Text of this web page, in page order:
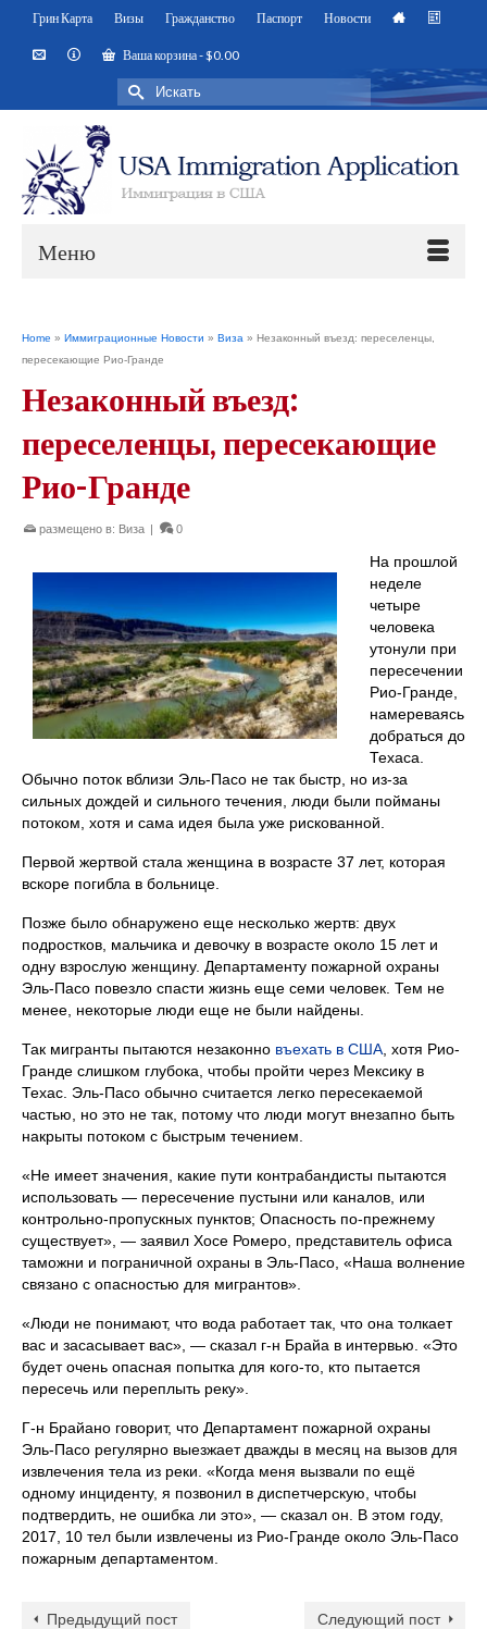
Грин Карта Визы Гражданство Паспорт Новости
Ваша корзина-$0.00
Искать:
Меню
Home » Иммиграционные Новости » Виза » Незаконный въезд: переселенцы,
пересекающие Рио-Гранде
Незаконный въезд:
переселенцы, пересекающие
Рио-Гранде
размещено в: Виза | 0
На прошлой
неделе
четыре
человека
утонули при
пересечении
Рио-Гранде,
намереваясь
добраться до
Техаса.
Обычно поток вблизи Эль-Пасо не так быстр, но из-за
сильных дождей и сильного течения, люди были пойманы
потоком, хотя и сама идея была уже рискованной.
Первой жертвой стала женщина в возрасте 37 лет, которая
вскоре погибла в больнице.
Позже было обнаружено еще несколько жертв: двух
подростков, мальчика и девочку в возрасте около 15 лет и
одну взрослую женщину. Департаменту пожарной охраны
Эль-Пасо повезло спасти жизнь еще семи человек. Тем не
менее, некоторые люди еще не были найдены.
Так мигранты пытаются незаконно въехать в США , хотя Рио-
Гранде слишком глубока, чтобы пройти через Мексику в
Техас. Эль-Пасо обычно считается легко пересекаемой
частью, но это не так, потому что люди могут внезапно быть
накрыты потоком с быстрым течением.
«Не имеет значения, какие пути контрабандисты пытаются
использовать — пересечение пустыни или каналов, или
контрольно-пропускных пунктов; Опасность по-прежнему
существует», — заявил Хосе Ромеро, представитель офиса
таможни и пограничной охраны в Эль-Пасо, «Наша волнение
связано с опасностью для мигрантов».
«Люди не понимают, что вода работает так, что она толкает
вас и засасывает вас», — сказал г-н Брайа в интервью. «Это
будет очень опасная попытка для кого-то, кто пытается
пересечь или переплыть реку».
Г-н Брайано говорит, что Департамент пожарной охраны
Эль-Пасо регулярно выезжает дважды в месяц на вызов для
извлечения тела из реки. «Когда меня вызвали по ещё
одному инциденту, я позвонил в диспетчерскую, чтобы
подтвердить, не ошибка ли это», — сказал он. В этом году,
2017, 10 тел были извлечены из Рио-Гранде около Эль-Пасо
пожарным департаментом.
Предыдущий пост Следующий пост